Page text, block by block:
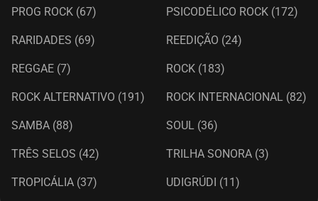
PROG ROCK (67) PSICODÉLICO ROCK (172)
RARIDADES (69) REEDIÇÃO (24)
REGGAE (7) ROCK (183)
ROCK ALTERNATIVO (191) ROCK INTERNACIONAL (82)
SAMBA (88) SOUL (36)
TRÊS SELOS (42) TRILHA SONORA (3)
TROPICÁLIA (37) UDIGRÚDI (11)